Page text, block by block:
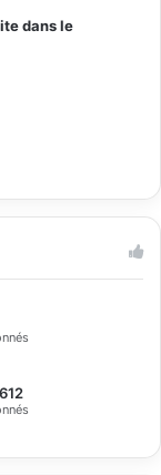
dans le